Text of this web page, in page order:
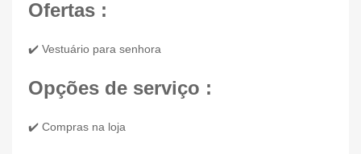
Ofertas :
✔️ Vestuário para senhora
Opções de serviço :
✔️ Compras na loja